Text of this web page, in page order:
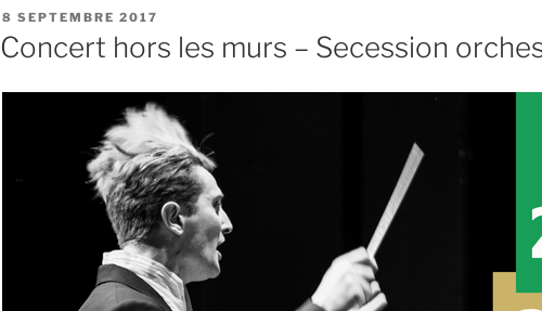
PUBLIÉ
LE
8 SEPTEMBRE 2017
Concert hors les murs – Secession